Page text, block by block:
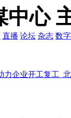
中心
直播 论坛 杂志 数
力企业开工复工